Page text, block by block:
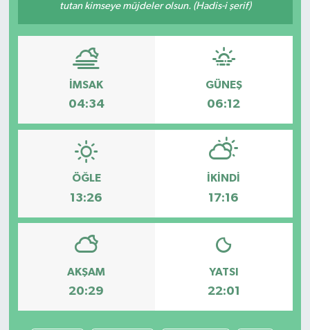
tutan kimseye müjdeler olsun. (Hadis-i şerif)
İMSAK
04:34
GÜNEŞ
06:12
ÖĞLE
13:26
İKINDI
17:16
AKŞAM
20:29
YATSI
22:01